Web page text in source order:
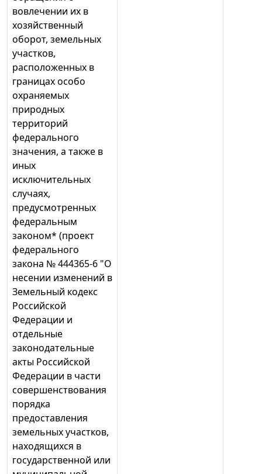
вовлечении их в
хозяйственный
оборот, земельных
участков,
расположенных в
границах особо
охраняемых
природных
территорий
федерального
значения, а также в
иных
исключительных
случаях,
предусмотренных
федеральным
законом* (проект
федерального
закона № 444365-6 "О
несении изменений в
Земельный кодекс
Российской
Федерации и
отдельные
законодательные
акты Российской
Федерации в части
совершенствования
порядка
предоставления
земельных участков,
находящихся в
государственной или